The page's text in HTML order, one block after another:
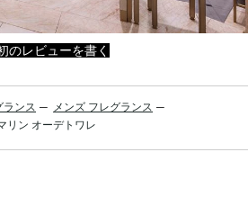
のレビューを書く
ランス — メンズ フレグランス —
リン オーデトワレ